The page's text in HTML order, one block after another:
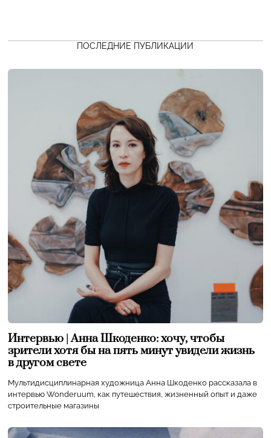
ПОСЛЕДНИЕ ПУБЛИКАЦИИ
Интервью | Анна Шкоденко: хочу, чтобы
зрители хотя бы на пять минут увидели жизнь
в другом свете
Мультидисциплинарная художница Анна Шкоденко рассказала в
интервью Wonderuum, как путешествия, жизненный опыт и даже
строительные магазины